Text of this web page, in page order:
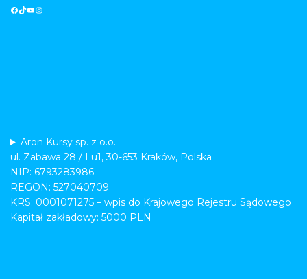
Aron Kursy sp. z o.o.
ul. Zabawa 28 / Lu1, 30-653 Kraków, Polska
NIP: 6793283986
REGON: 527040709
KRS: 0001071275 – wpis do Krajowego Rejestru Sądowego
Kapitał zakładowy: 5000 PLN